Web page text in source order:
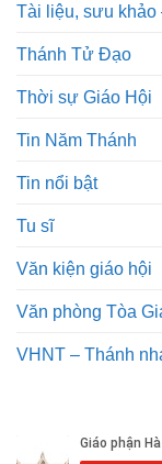
Tài liệu, sưu khảo
Thánh Tử Đạo
Thời sự Giáo Hội
Tin Năm Thánh
Tin nổi bật
Tu sĩ
Văn kiện giáo hội
Văn phòng Tòa
VHNT – Thánh